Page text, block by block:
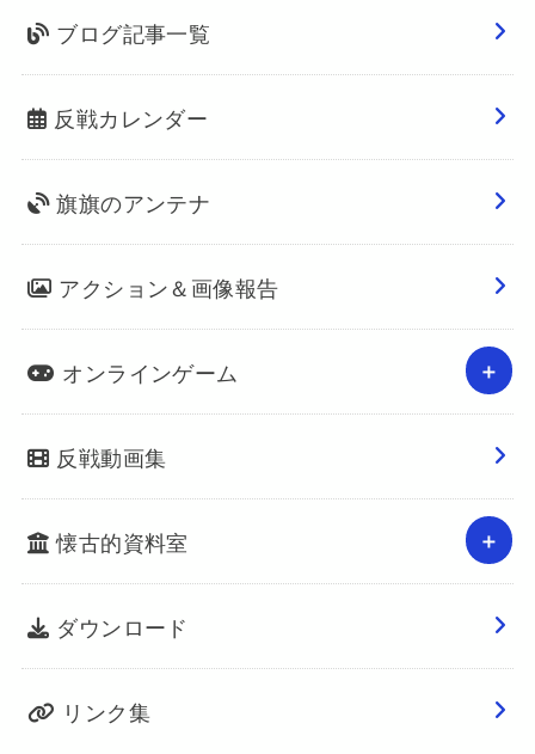
ブログ記事一覧
反戦カレンダー
旗旗のアンテナ
アクション＆画像報告
オンラインゲーム
反戦動画集
懐古的資料室
ダウンロード
リンク集